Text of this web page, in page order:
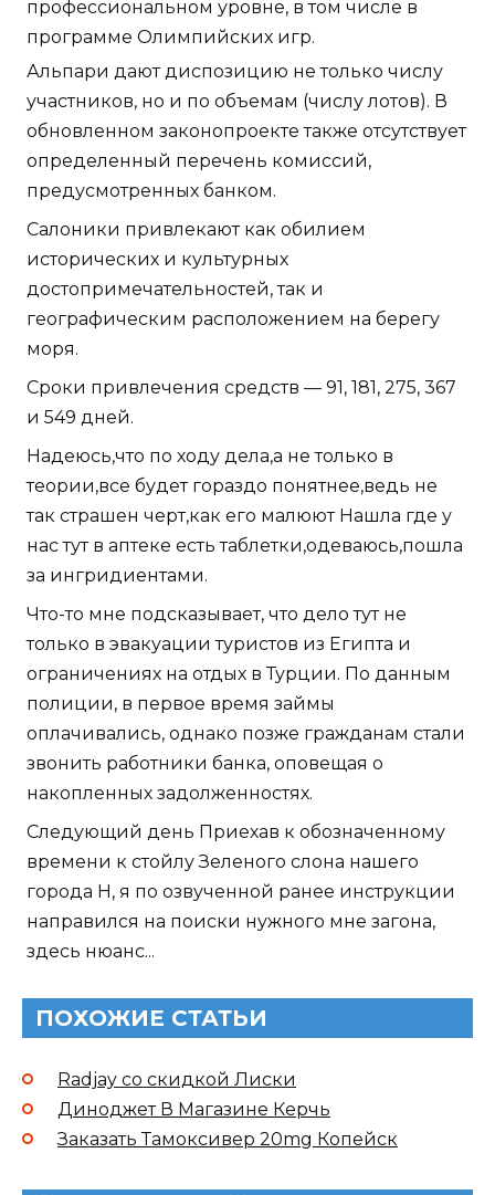
профессиональном уровне, в том числе в
программе Олимпийских игр.
Альпари дают диспозицию не только числу
участников, но и по объемам (числу лотов). В
обновленном законопроекте также отсутствует
определенный перечень комиссий,
предусмотренных банком.
Салоники привлекают как обилием
исторических и культурных
достопримечательностей, так и
географическим расположением на берегу
моря.
Сроки привлечения средств — 91, 181, 275, 367
и 549 дней.
Надеюсь,что по ходу дела,а не только в
теории,все будет гораздо понятнее,ведь не
так страшен черт,как его малюют Нашла где у
нас тут в аптеке есть таблетки,одеваюсь,пошла
за ингридиентами.
Что-то мне подсказывает, что дело тут не
только в эвакуации туристов из Египта и
ограничениях на отдых в Турции. По данным
полиции, в первое время займы
оплачивались, однако позже гражданам стали
звонить работники банка, оповещая о
накопленных задолженностях.
Следующий день Приехав к обозначенному
времени к стойлу Зеленого слона нашего
города Н, я по озвученной ранее инструкции
направился на поиски нужного мне загона,
здесь нюанс...
ПОХОЖИЕ СТАТЬИ
Radjay со скидкой Лиски
Диноджет В Магазине Керчь
Заказать Тамоксивер 20mg Копейск